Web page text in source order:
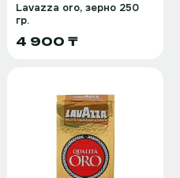
Lavazza oro, зерно 250
гр.
4 900 ₸